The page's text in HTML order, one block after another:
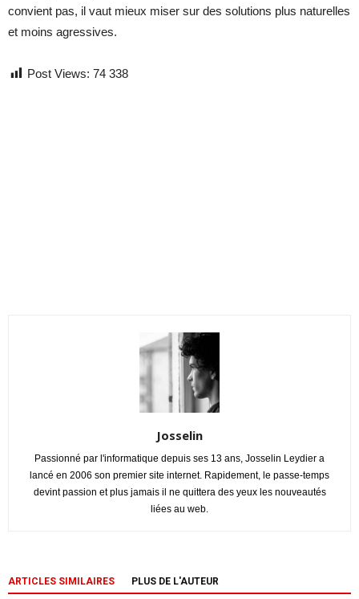
convient pas, il vaut mieux miser sur des solutions plus naturelles
et moins agressives.
Post Views: 74 338
Josselin
Passionné par l'informatique depuis ses 13 ans, Josselin Leydier a
lancé en 2006 son premier site internet. Rapidement, le passe-temps
devint passion et plus jamais il ne quittera des yeux les nouveautés
liées au web.
ARTICLES SIMILAIRES PLUS DE L'AUTEUR